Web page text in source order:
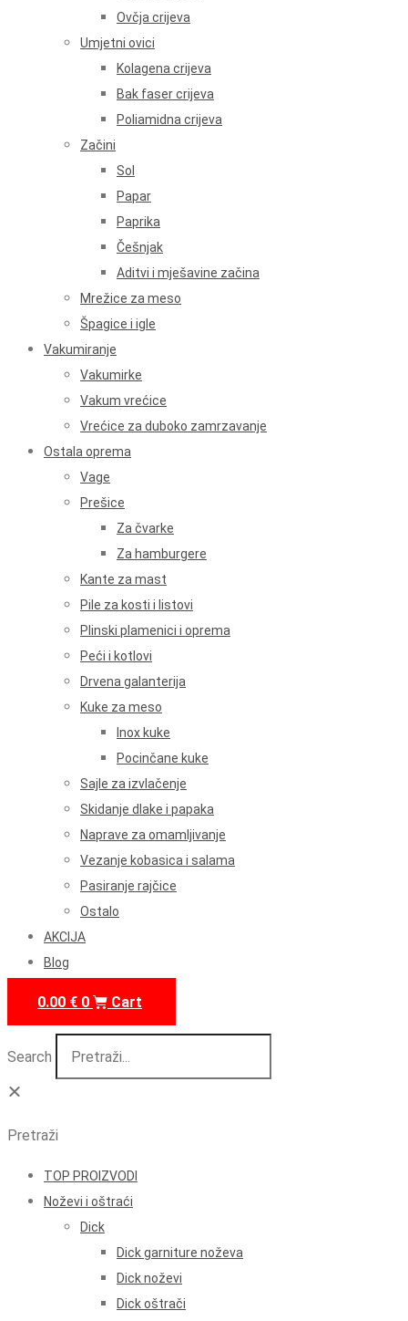
Ovčja crijeva
Umjetni ovici
Kolagena crijeva
Bak faser crijeva
Poliamidna crijeva
Začini
Sol
Papar
Paprika
Češnjak
Aditvi i mješavine začina
Mrežice za meso
Špagice i igle
Vakumiranje
Vakumirke
Vakum vrećice
Vrećice za duboko zamrzavanje
Ostala oprema
Vage
Prešice
Za čvarke
Za hamburgere
Kante za mast
Pile za kosti i listovi
Plinski plamenici i oprema
Peći i kotlovi
Drvena galanterija
Kuke za meso
Inox kuke
Pocinčane kuke
Sajle za izvlačenje
Skidanje dlake i papaka
Naprave za omamljivanje
Vezanje kobasica i salama
Pasiranje rajčice
Ostalo
AKCIJA
Blog
0.00 € 0 Cart
Search
Pretraži
TOP PROIZVODI
Noževi i oštraći
Dick
Dick garniture noževa
Dick noževi
Dick oštrači